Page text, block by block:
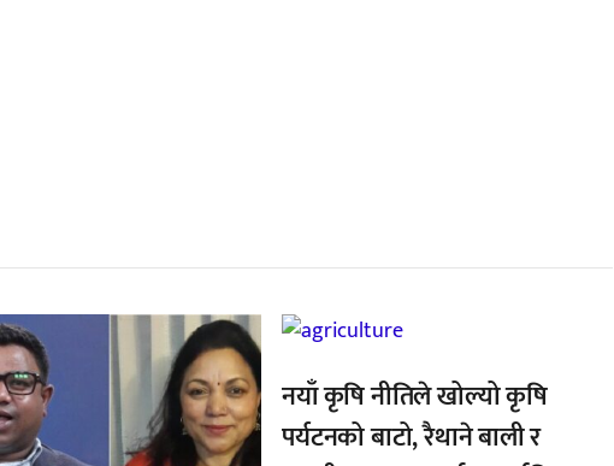
,
नयाँ कृषि नीतिले खोल्यो कृषि
पर्यटनको बाटो, रैथाने बाली र